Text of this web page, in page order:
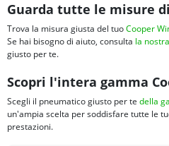
Guarda tutte le misure
Trova la misura giusta del tuoCooper
Se hai bisogno di aiuto, consulta la
giusto per te.
Scopri l'intera gamma
Scegli il pneumatico giusto per te della
un'ampia scelta per soddisfare tutte le
prestazioni.